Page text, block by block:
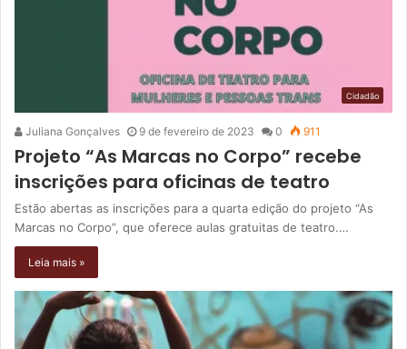
Cidadão
Juliana Gonçalves 9 de fevereiro de 2023 0 911
Projeto “As Marcas no Corpo” recebe
inscrições para oficinas de teatro
Estão abertas as inscrições para a quarta edição do projeto “As
Marcas no Corpo”, que oferece aulas gratuitas de teatro.…
Leia mais »